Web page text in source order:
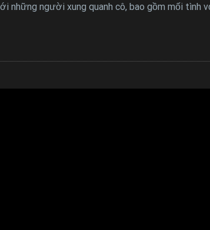
những người xung quanh cô, bao gồm mối tình